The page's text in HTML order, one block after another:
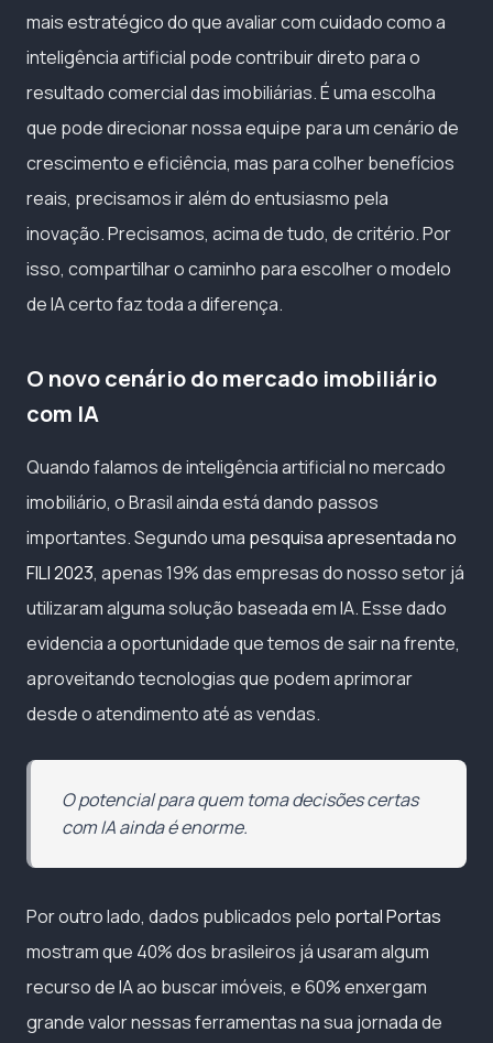
mais estratégico do que avaliar com cuidado como a
inteligência artificial pode contribuir direto para o
resultado comercial das imobiliárias. É uma escolha
que pode direcionar nossa equipe para um cenário de
crescimento e eficiência, mas para colher benefícios
reais, precisamos ir além do entusiasmo pela
inovação. Precisamos, acima de tudo, de critério. Por
isso, compartilhar o caminho para escolher o modelo
de IA certo faz toda a diferença.
O novo cenário do mercado imobiliário
com IA
Quando falamos de inteligência artificial no mercado
imobiliário, o Brasil ainda está dando passos
importantes. Segundo uma pesquisa apresentada no
FILI 2023, apenas 19% das empresas do nosso setor já
utilizaram alguma solução baseada em IA. Esse dado
evidencia a oportunidade que temos de sair na frente,
aproveitando tecnologias que podem aprimorar
desde o atendimento até as vendas.
O potencial para quem toma decisões certas
com IA ainda é enorme.
Por outro lado, dados publicados pelo portal Portas
mostram que 40% dos brasileiros já usaram algum
recurso de IA ao buscar imóveis, e 60% enxergam
grande valor nessas ferramentas na sua jornada de